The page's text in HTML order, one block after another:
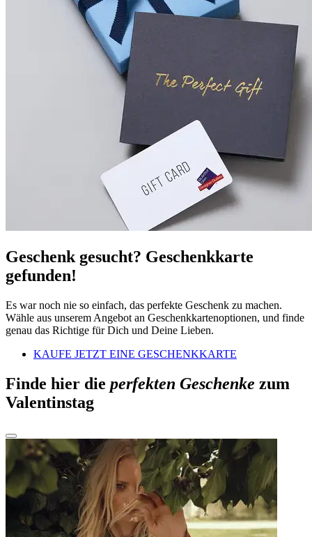
Geschenk gesucht? Geschenkkarte
gefunden!
Es war noch nie so einfach, das perfekte Geschenk zu machen.
Wähle aus unserem Angebot an Geschenkkartenoptionen, und finde
genau das Richtige für Dich und Deine Lieben.
KAUFE JETZT EINE GESCHENKKARTE
Finde hier die perfekten Geschenke zum
Valentinstag